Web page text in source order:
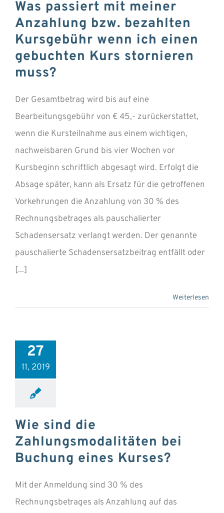
INFOS
ÜBER UNS
GUTSCHEIN
Was passiert mit meiner
Anzahlung bzw. bezahlten
Kursgebühr wenn ich einen
gebuchten Kurs stornieren
muss?
Der Gesamtbetrag wird bis auf eine
Bearbeitungsgebühr von € 45,- zurückerstattet,
wenn die Kursteilnahme aus einem wichtigen,
nachweisbaren Grund bis vier Wochen vor
Kursbeginn schriftlich abgesagt wird. Erfolgt die
Absage später, kann als Ersatz für die getroffenen
Vorkehrungen die Anzahlung von 30 % des
Rechnungsbetrages als pauschalierter
Schadensersatz verlangt werden. Der genannte
pauschalierte Schadensersatzbeitrag entfällt oder
[...]
Weiterlesen
27
11, 2019
Wie sind die
Zahlungsmodalitäten bei
Buchung eines Kurses?
Mit der Anmeldung sind 30 % des
Rechnungsbetrages als Anzahlung auf das